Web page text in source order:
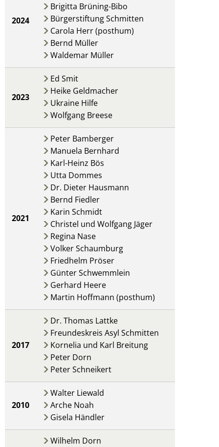
2024
Brigitta Brüning-Bibo
Bürgerstiftung Schmitten
Carola Herr (posthum)
Bernd Müller
Waldemar Müller
2023
Ed Smit
Heike Geldmacher
Ukraine Hilfe
Wolfgang Breese
2021
Peter Bamberger
Manuela Bernhard
Karl-Heinz Bös
Utta Dommes
Dr. Dieter Hausmann
Bernd Fiedler
Karin Schmidt
Christel und Wolfgang Jäger
Regina Nase
Volker Schaumburg
Friedhelm Pröser
Günter Schwemmlein
Gerhard Heere
Martin Hoffmann (posthum)
2017
Dr. Thomas Lattke
Freundeskreis Asyl Schmitten
Kornelia und Karl Breitung
Peter Dorn
Peter Schneikert
2010
Walter Liewald
Arche Noah
Gisela Händler
Wilhelm Dorn